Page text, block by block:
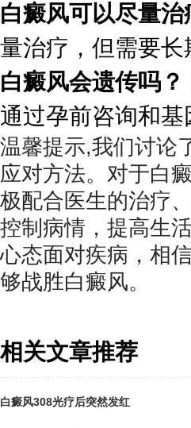
白癜风可以尽量治
量治疗，但需要
白癜风会遗传吗？
通过孕前咨询和
温馨提示,我们讨论
应对方法。对于白
极配合医生的治疗
控制病情，提高生
心态面对疾病，相
够战胜白癜风。
相关文章推荐
白癜风308光疗后突然发红